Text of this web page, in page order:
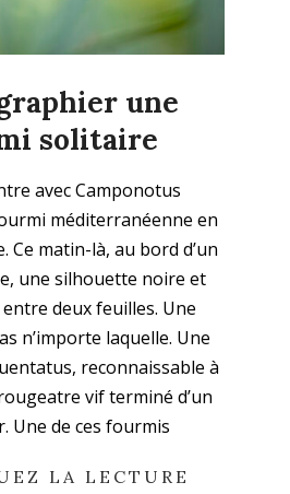
une
solitaire
avec Camponotus
méditerranéenne en
Ce matin-là, au bord d’un
une silhouette noire et
deux feuilles. Une
n’importe laquelle. Une
reconnaissable à
vif terminé d’un
Une de ces fourmis
LA LECTURE